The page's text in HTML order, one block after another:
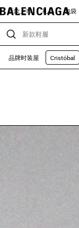
新款上市 礼品 包袋
品牌时装屋 Cristóbal